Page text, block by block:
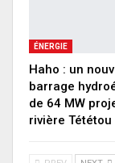
ÉNERGIE
Haho : un
barrage
de 64 MW
rivière Tététou